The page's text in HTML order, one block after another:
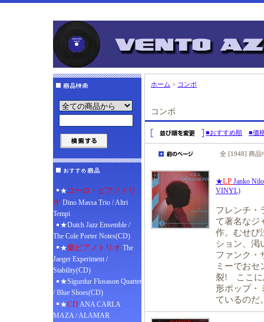
★ユーロ・ピアノトリ
オ Dino Massa Trio / Altri
Tempi
★Dutch Jazz Ensemble /
The Cole Porter Notes(CD)
★蘭ピアノトリオ The
Jaeger Experiment /
Stability(CD)
★Sigurdur Flosason Quartet
/ Blue Shoes(CD)
★CD ANA CARLA
MAZA / ALAMAR
ホーム > コンボ
コンボ
■おすすめ順 ■価
全 [1948] 商品
★LP Janko
VINYL)
フレンチ・
て著名なジ
作。むせび
ション、渇
ファンク・
ミーでおセ
裂! ここに
形ポップ・
ているのだ